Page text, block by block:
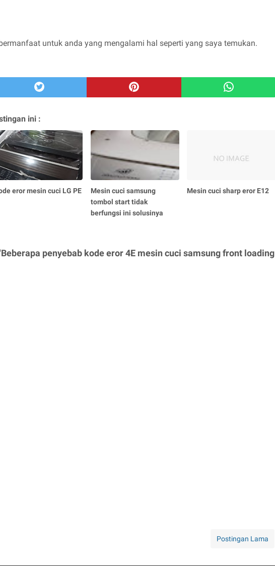
untuk anda yang mengalami hal seperti yang saya temukan.
ini :
eror mesin cuci LG PE
Mesin cuci samsung
tombol start tidak
berfungsi ini solusinya
Mesin cuci sharp eror E12
penyebab kode eror 4E mesin cuci samsung front loading
Postingan Lama